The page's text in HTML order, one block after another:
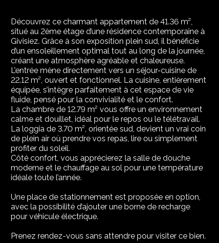
Découvrez ce charmant appartement de 41.36 m²,
situé au 2ème étage d’une résidence contemporaine à
Givisiez. Grâce à son exposition plein sud, il bénéficie
d’un ensoleillement optimal tout au long de la journée,
créant une atmosphère agréable et chaleureuse.
L’entrée mène directement vers un séjour-cuisine de
22.12 m², ouvert et fonctionnel. La cuisine, entièrement
équipée, s’intègre parfaitement à cet espace de vie
fluide, pensé pour la convivialité et le confort.
La chambre de 12.79 m² vous offre un environnement
calme et douillet, idéal pour le repos ou le télétravail.
La loggia de 3.70 m², orientée sud, devient un vrai coin
de plein air où prendre vos repas, lire ou simplement
profiter du soleil.
Côté confort, vous apprécierez la salle de douche
moderne et le chauffage au sol pour une température
idéale toute l’année.
Une place de stationnement est proposée en option,
avec la possibilité d’ajouter une borne de recharge
pour véhicule électrique.
Prenez rendez-vous sans attendre pour visiter ce bien.